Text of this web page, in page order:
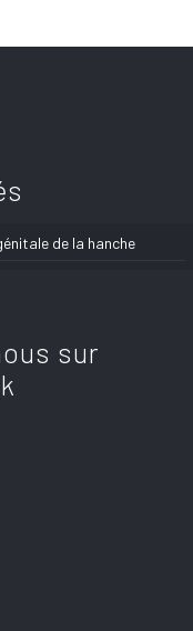
de la hanche
sur